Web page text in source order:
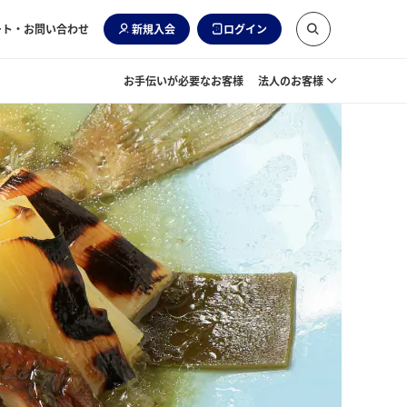
・お問い合わせ 新規入会 ログイン
お手伝いが必要なお客様 法人のお客様